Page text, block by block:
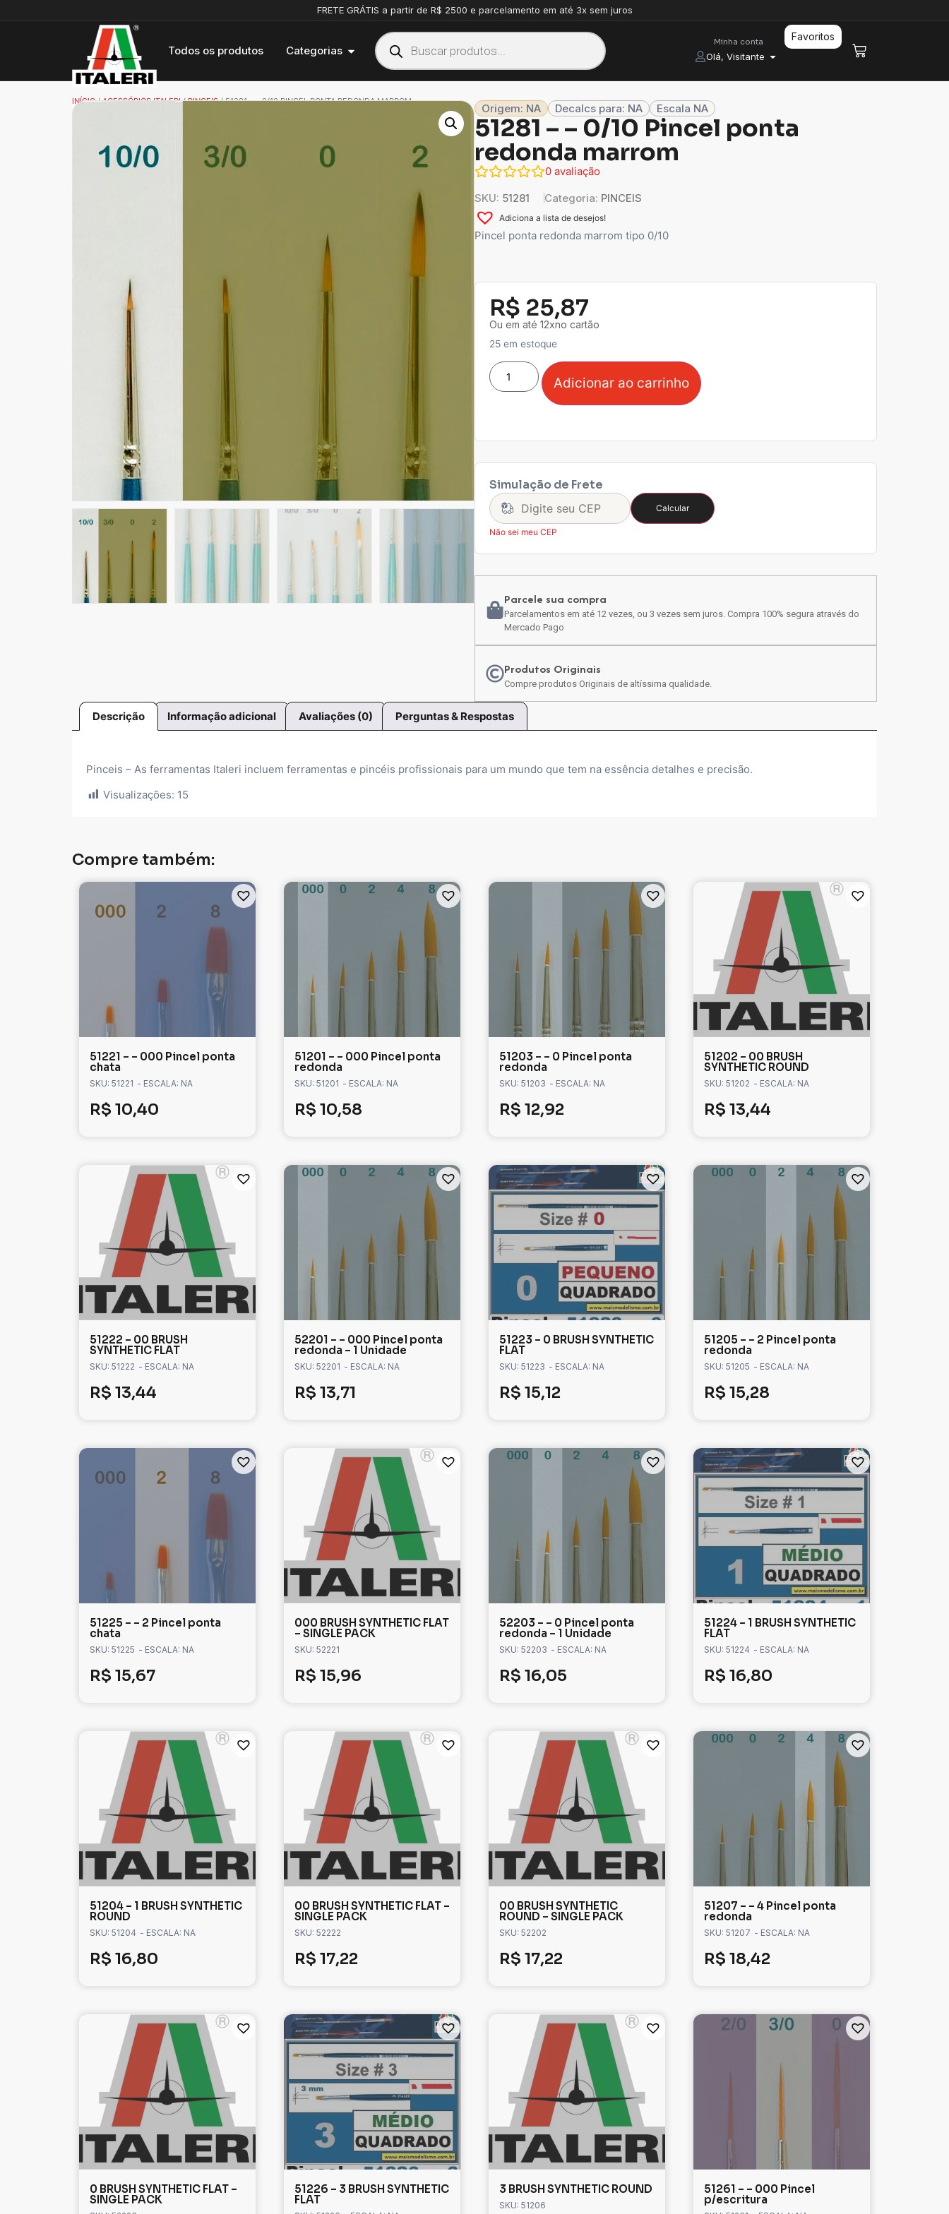
FRETE GRÁTIS a partir de R$ 2500 e parcelamento em até 3x sem juros
Todos os produtos Categorias
Minha conta
Olá, Visitante
Favoritos
INÍCIO/ACESSÓRIOS ITALERI/PINCEIS/ 51281 – – 0/10 PINCEL PONTA REDONDA MARROM
Origem: NA Decalcs para: NA Escala NA
51281 – – 0/10 Pincel ponta
redonda marrom
0 avaliação
SKU: 51281 Categoria: PINCEIS
Adiciona a lista de desejos!
Pincel ponta redonda marrom tipo 0/10
R$ 25,87
Ou em até 12xno cartão
25 em estoque
Adicionar ao carrinho
Simulação de Frete
Calcular
Não sei meu CEP
Parcele sua compra
Parcelamentos em até 12 vezes, ou 3 vezes sem juros. Compra 100% segura através do
Mercado Pago
Produtos Originais
Compre produtos Originais de altíssima qualidade.
Descrição Informação adicional Avaliações (0) Perguntas & Respostas
Pinceis – As ferramentas Italeri incluem ferramentas e pincéis profissionais para um mundo que tem na essência detalhes e precisão.
Visualizações: 15
Compre também:
51221 – – 000 Pincel ponta
chata
SKU: 51221 - ESCALA: NA
R$ 10,40
51201 – – 000 Pincel ponta
redonda
SKU: 51201 - ESCALA: NA
R$ 10,58
51203 – – 0 Pincel ponta
redonda
SKU: 51203 - ESCALA: NA
R$ 12,92
51202 – 00 BRUSH
SYNTHETIC ROUND
SKU: 51202 - ESCALA: NA
R$ 13,44
51222 – 00 BRUSH
SYNTHETIC FLAT
SKU: 51222 - ESCALA: NA
R$ 13,44
52201 – – 000 Pincel ponta
redonda – 1 Unidade
SKU: 52201 - ESCALA: NA
R$ 13,71
51223 – 0 BRUSH SYNTHETIC
FLAT
SKU: 51223 - ESCALA: NA
R$ 15,12
51205 – – 2 Pincel ponta
redonda
SKU: 51205 - ESCALA: NA
R$ 15,28
51225 – – 2 Pincel ponta
chata
SKU: 51225 - ESCALA: NA
R$ 15,67
000 BRUSH SYNTHETIC FLAT
– SINGLE PACK
SKU: 52221
R$ 15,96
52203 – – 0 Pincel ponta
redonda – 1 Unidade
SKU: 52203 - ESCALA: NA
R$ 16,05
51224 – 1 BRUSH SYNTHETIC
FLAT
SKU: 51224 - ESCALA: NA
R$ 16,80
51204 – 1 BRUSH SYNTHETIC
ROUND
SKU: 51204 - ESCALA: NA
R$ 16,80
00 BRUSH SYNTHETIC FLAT –
SINGLE PACK
SKU: 52222
R$ 17,22
00 BRUSH SYNTHETIC
ROUND – SINGLE PACK
SKU: 52202
R$ 17,22
51207 – – 4 Pincel ponta
redonda
SKU: 51207 - ESCALA: NA
R$ 18,42
0 BRUSH SYNTHETIC FLAT –
SINGLE PACK
51226 – 3 BRUSH SYNTHETIC
FLAT
3 BRUSH SYNTHETIC ROUND
SKU: 51206
51261 – – 000 Pincel
p/escritura